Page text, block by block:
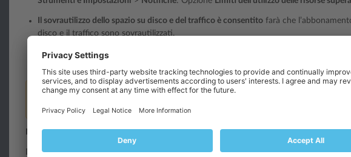
Il sovrautilizzo dello spazio su disco e del traffico è consentito farà che
disco e il traffico sono sovrautilizzati.
Sovrautilizzo consentito
permetterà il corretto funzionamento dell’abbonamento
Nota:Le norme sul sovrautilizzo non sono applicabili ai limiti impostati sulla
Norme sull’overselling
Definisce se un rivenditore può vendere più risorse di quelle che gli sono state